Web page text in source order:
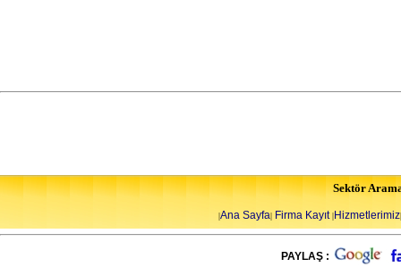
Sektör
|Ana Sayfa| Firma Kayıt|Hizmetlerimiz|
PAYLAŞ :